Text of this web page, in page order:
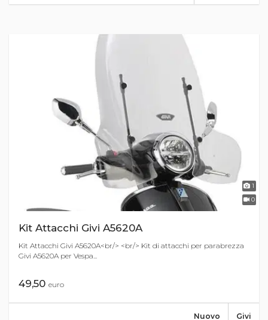
1
0
Kit Attacchi Givi A5620A
Kit Attacchi Givi A5620A<br/> <br/> Kit di attacchi per parabrezza
Givi A5620A per Vespa...
49,50 euro
Givi
Nuovo